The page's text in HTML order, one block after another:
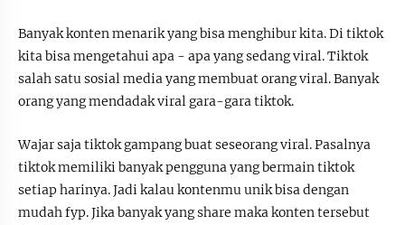
Banyak konten menarik yang bisa menghibur kita. Di tiktok
kita bisa mengetahui apa - apa yang sedang viral. Tiktok
salah satu sosial media yang membuat orang viral. Banyak
orang yang mendadak viral gara-gara tiktok.
Wajar saja tiktok gampang buat seseorang viral. Pasalnya
tiktok memiliki banyak pengguna yang bermain tiktok
setiap harinya. Jadi kalau kontenmu unik bisa dengan
mudah fyp. Jika banyak yang share maka konten tersebut